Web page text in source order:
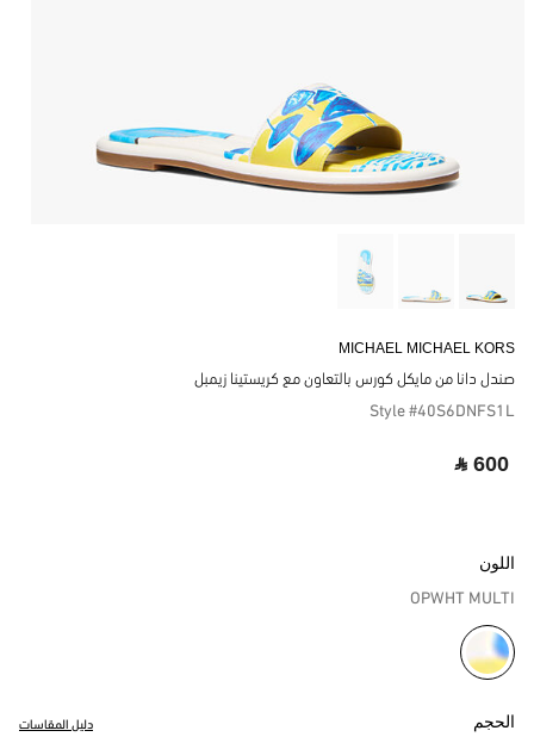
MICHAEL MICHAEL KORS
صندل دانا من مايكل كورس بالتعاون مع كريستينا زيمبل
Style #40S6DNFS1L
‎ ⃁ 600 ‎
اللون
OPWHT MULTI
مختار
الحجم دليل المقاسات